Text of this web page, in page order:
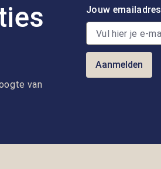
van
Jouw emailadres
Aanmelden